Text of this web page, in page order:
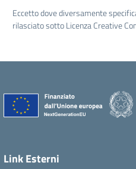
Eccetto dove diversamente
rilasciato sotto Licenza Creative
Link Esterni